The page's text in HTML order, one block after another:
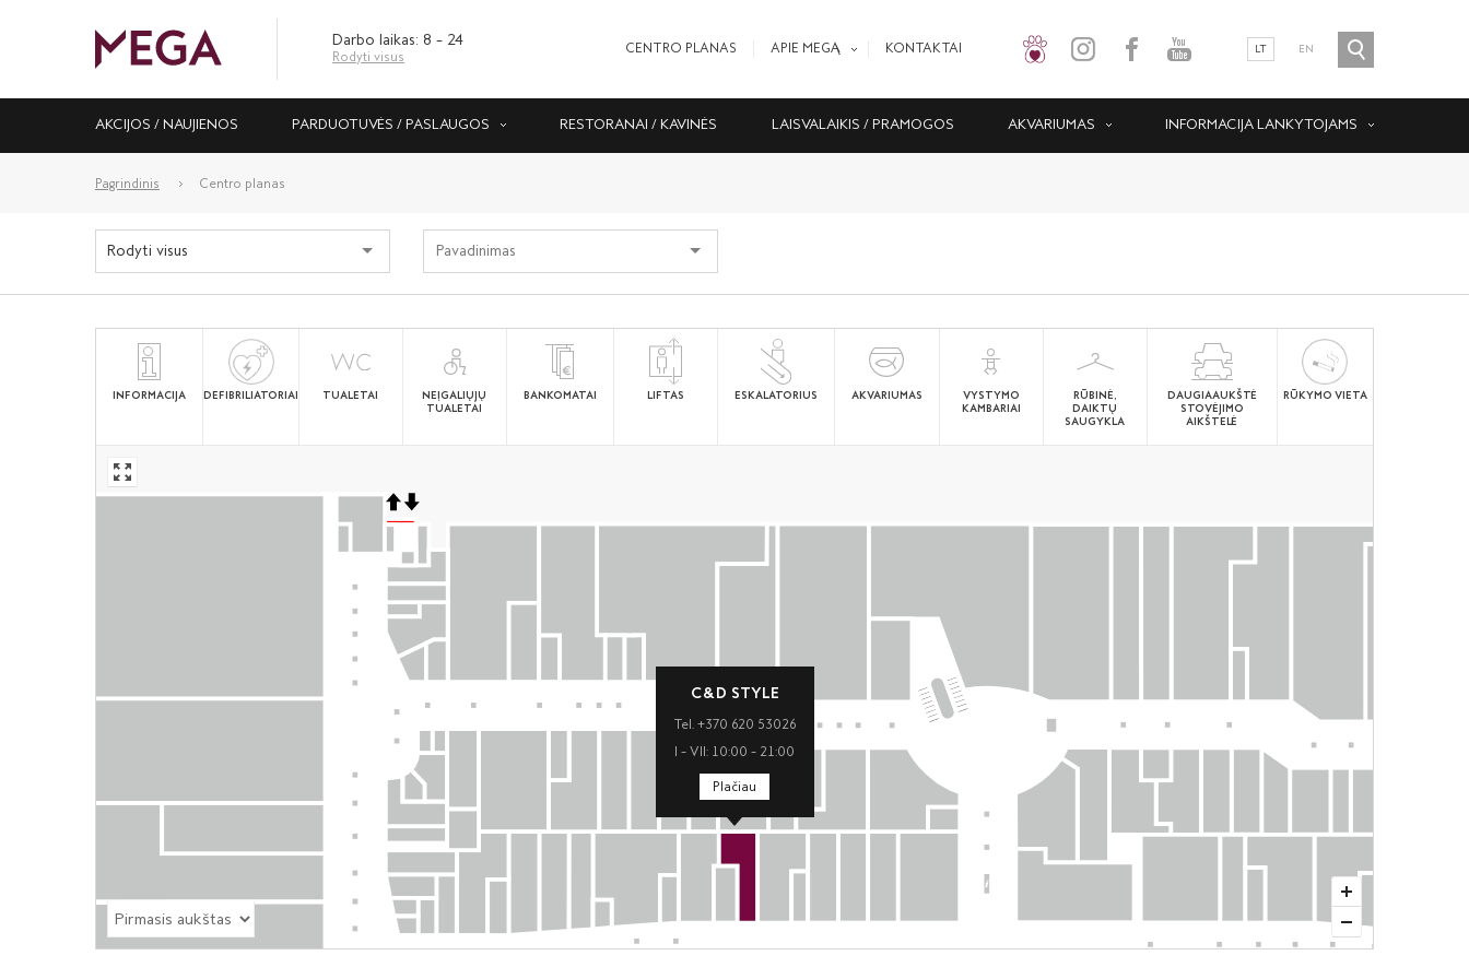
Darbo laikas: 8 – 24
Rodyti visus
CENTRO PLANAS APIE MEGĄ KONTAKTAI LT EN
AKCIJOS / NAUJIENOS PARDUOTUVĖS / PASLAUGOS RESTORANAI / KAVINĖS LAISVALAIKIS / PRAMOGOS AKVARIUMAS INFORMACIJA LANKYTOJAMS
Pagrindinis Centro planas
Rodyti visus
INFORMACIJA DEFIBRILIATORIAI TUALETAI
NEĮGALIŲJŲ
TUALETAI
BANKOMATAI LIFTAS ESKALATORIUS AKVARIUMAS
VYSTYMO
KAMBARIAI
RŪBINĖ,
DAIKTŲ
SAUGYKLA
DAUGIAAUKŠTĖ
STOVĖJIMO
AIKŠTELĖ
RŪKYMO VIETA
C&D STYLE
Tel. +370 620 53026
I – VII: 10:00 – 21:00
Plačiau